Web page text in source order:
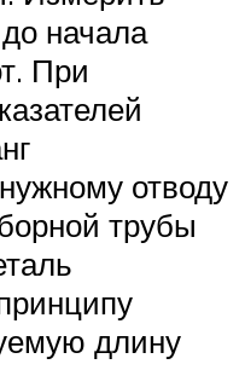
начала
При
отводу
трубы
длину